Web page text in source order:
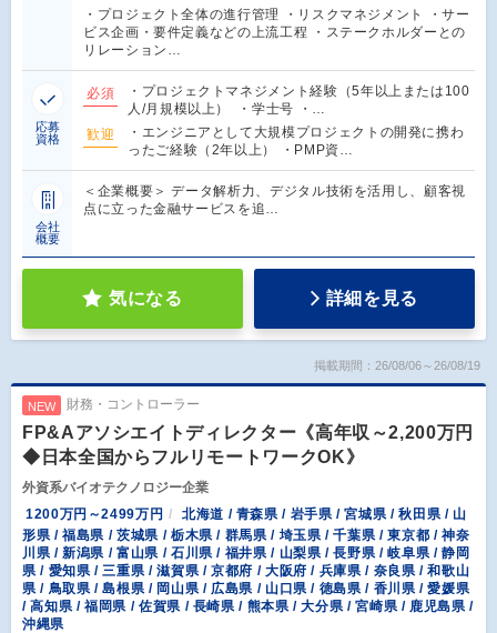
・プロジェクト全体の進行管理 ・リスクマネジメント ・サー
ビス企画・要件定義などの上流工程 ・ステークホルダーとの
リレーション…
応募
資格
必須
・プロジェクトマネジメント経験（5年以上または100
人/月規模以上） ・学士号 ・…
歓迎
・エンジニアとして大規模プロジェクトの開発に携わ
ったご経験（2年以上） ・PMP資…
会社
概要
＜企業概要＞ データ解析力、デジタル技術を活用し、顧客視
点に立った金融サービスを追…
気になる 詳細を見る
掲載期間：26/08/06～26/08/19
NEW 財務・コントローラー
FP&Aアソシエイトディレクター《高年収～2,200万円
◆日本全国からフルリモートワークOK》
外資系バイオテクノロジー企業
1200万円～2499万円
北海道 / 青森県 / 岩手県 / 宮城県 / 秋田県 / 山
形県 / 福島県 / 茨城県 / 栃木県 / 群馬県 / 埼玉県 / 千葉県 / 東京都 / 神奈
川県 / 新潟県 / 富山県 / 石川県 / 福井県 / 山梨県 / 長野県 / 岐阜県 / 静岡
県 / 愛知県 / 三重県 / 滋賀県 / 京都府 / 大阪府 / 兵庫県 / 奈良県 / 和歌山
県 / 鳥取県 / 島根県 / 岡山県 / 広島県 / 山口県 / 徳島県 / 香川県 / 愛媛県
/ 高知県 / 福岡県 / 佐賀県 / 長崎県 / 熊本県 / 大分県 / 宮崎県 / 鹿児島県 /
沖縄県